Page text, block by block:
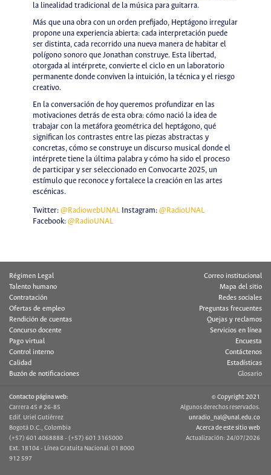
la linealidad tradicional de la música para guitarra.
Más que una obra con un orden prefijado, Heptágono irregular
propone una experiencia abierta: cada interpretación puede
ser distinta, cada recorrido una nueva manera de habitar el
polígono sonoro que Jonathan construye. Esta libertad,
otorgada al intérprete, convierte el ciclo en un laboratorio
permanente donde conviven la intuición, la técnica y el riesgo
creativo.
En la conversación de hoy queremos profundizar en las
motivaciones detrás de esta obra: cómo nació la idea de
trabajar con la metáfora geométrica del heptágono, qué
significan los contrastes entre las piezas abstractas y
concretas, cómo se construye un discurso musical donde el
intérprete tiene la última palabra y cómo ha sido el proceso
de participar y ser seleccionado en Convocarte 2025, un
estímulo que reconoce y fortalece la creación en las artes
escénicas.
Twitter: @RadiowebUNALInstagram: @RadioUNAL
Facebook: @RadioUNAL
Régimen Legal
Talento humano
Contratación
Ofertas de empleo
Rendición de cuentas
Concurso docente
Pago virtual
Control interno
Calidad
Buzón de notificaciones
Correo institucional
Mapa del sitio
Redes sociales
Preguntas frecuentes
Quejas y reclamos
Servicios en línea
Encuesta
Contáctenos
Estadísticas
Glosario
Contacto página web:
Carrera 45 # 26-85
Edif. Uriel Gutiérrez
Bogotá D.C., Colombia
(+57) 601 4068888 - (+57) 601 3165000
Ext. 18104 - Línea Gratuita Nacional: 01 8000
912 597
© Copyright 2021
Algunos derechos reservados.
unradio_nal@unal.edu.co
Acerca de este sitio web
Actualización: 24/07/2026